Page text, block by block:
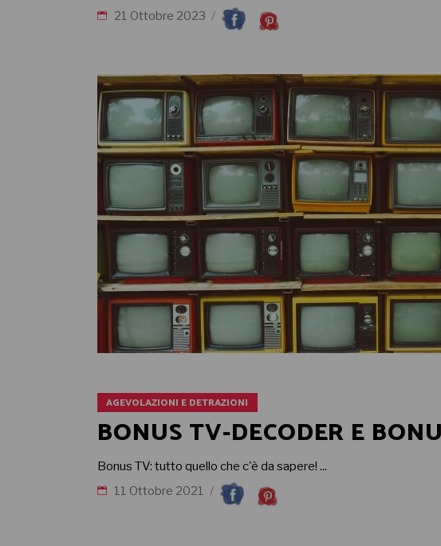
21 Ottobre 2023
AGEVOLAZIONI E DETRAZIONI
BONUS TV-DECODER E
Bonus TV: tutto quello che c'è da sapere!
11 Ottobre 2021